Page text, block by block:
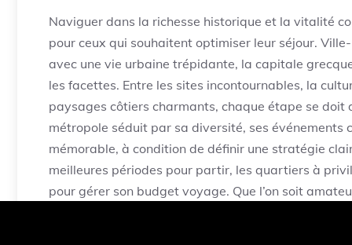
Naviguer dans la richesse historique et la vitalité
pour ceux qui souhaitent optimiser leur séjour.
avec une vie urbaine trépidante, la capitale
les facettes. Entre les sites incontournables, la
paysages côtiers charmants, chaque étape se doit
métropole séduit par sa diversité, ses
mémorable, à condition de définir une stratégie
meilleures périodes pour partir, les quartiers à
pour gérer son budget voyage. Que l’on soit